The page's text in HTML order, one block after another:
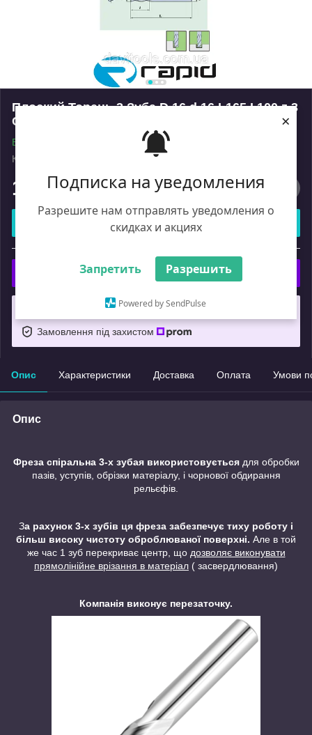
Подписка на уведомления
Разрешите нам отправлять уведомления о
скидках и акциях
Запретить Разрешить
Powered by SendPulse
×
Плоский Торець 3 Зуба D 16 d 16 L165 I 100 z 3
Спіральна.
В наявності
Код: 21616165100
18 384₴
Купити
Купити з
Що таке купити з Пром?
Замовлення під захистом
Опис Характеристики Доставка Оплата Умови
Опис
Фреза спіральна 3-х зубая використовується для обробки
пазів, уступів, обрізки матеріалу, і чорнової обдирання
рельєфів.
За рахунок 3-х зубів ця фреза забезпечує тиху роботу і
більш високу чистоту оброблюваної поверхні. Але в той
же час 1 зуб перекриває центр, що дозволяє виконувати
прямолінійне врізання в матеріал ( засвердлювання)
Компанія виконує перезаточку.